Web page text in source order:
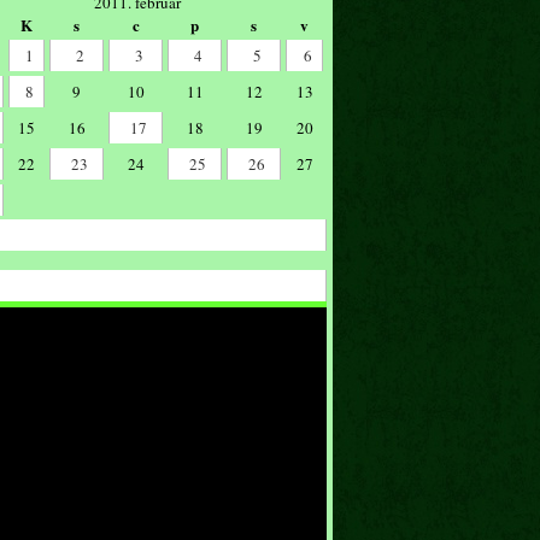
K s c p s v
1 2 3 4 5
6
8 9 10 11 12
13
15 16 17 18 19
20
22 23 24 25 26
27